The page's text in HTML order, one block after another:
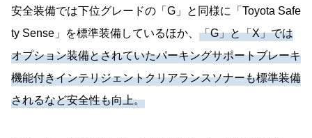
安全装備では下位グレードの「G」と同様に「Toyota Safe
ty Sense」を標準装備しているほか、 「G」と「X」では
オプション装備とされていたパーキングサポートブレーキ
機能付きインテリジェントクリアランスソナーも標準装備
されるなど安全性も向上。